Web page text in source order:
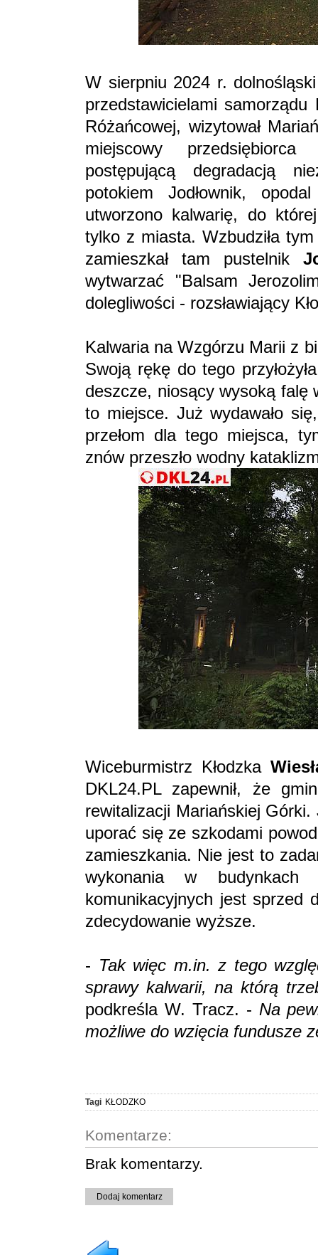
W sierpniu 2024 r.
przedstawicielami
Różańcowej, wizytował
miejscowy
postępującą degradacją
potokiem Jodłownik,
utworzono kalwarię, do
tylko z miasta. Wzbudziła
zamieszkał tam pustelnik
wytwarzać "Balsam
dolegliwości - rozsławiający
Kalwaria na Wzgórzu Marii z
Swoją rękę do tego
deszcze, niosący wysoką falę
to miejsce. Już wydawało
przełom dla tego miejsca,
znów przeszło wodny
Wiceburmistrz Kłodzka
DKL24.PL zapewnił, że
rewitalizacji Mariańskiej
uporać się ze szkodami
zamieszkania. Nie jest to
wykonania w
komunikacyjnych jest sprzed
zdecydowanie wyższe.
- Tak więc m.in. z tego
sprawy kalwarii, na którą
podkreśla W. Tracz. - Na
możliwe do wzięcia fundusze
Tagi KŁODZKO
Komentarze:
Brak komentarzy.
Dodaj komentarz